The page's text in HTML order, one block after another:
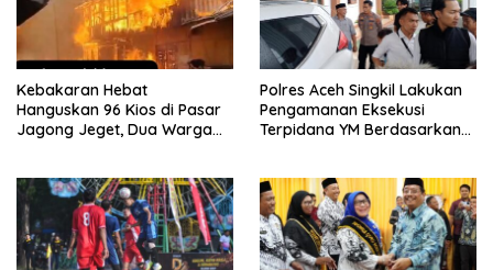
Kebakaran Hebat
Hanguskan 96 Kios di Pasar
Jagong Jeget, Dua Warga
Polres Aceh Singkil Lakukan
Pengamanan Eksekusi
Terpidana YM Berdasarkan